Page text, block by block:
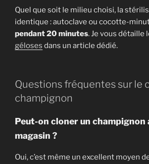
Quel que soit le milieu choisi, la
identique : autoclave ou cocotte-
pendant 20 minutes. Je vous détaille
géloses dans un article dédié.
Questions fréquentes sur le
champignon
Peut-on cloner un champignon
magasin ?
Oui, c’est même un excellent moyen